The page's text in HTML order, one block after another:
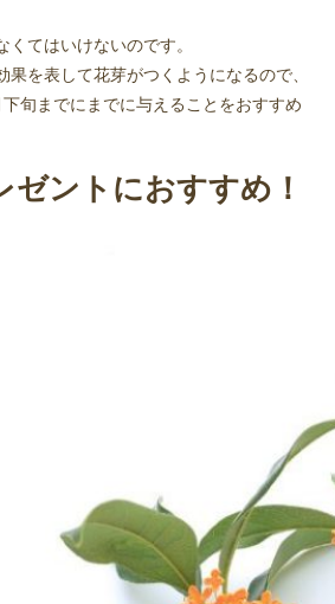
てはいけないのです。
果を表して花芽がつくようになるので、
旬までにまでに与えることをおすすめ
ゼントにおすすめ！